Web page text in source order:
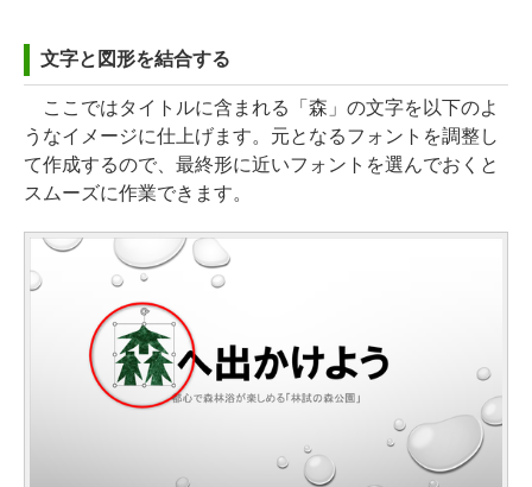
文字と図形を結合する
ここではタイトルに含まれる「森」の文字を以下のよ
うなイメージに仕上げます。元となるフォントを調整し
て作成するので、最終形に近いフォントを選んでおくと
スムーズに作業できます。